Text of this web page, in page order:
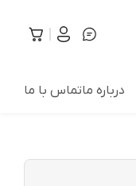
درباره ماتماس با ما